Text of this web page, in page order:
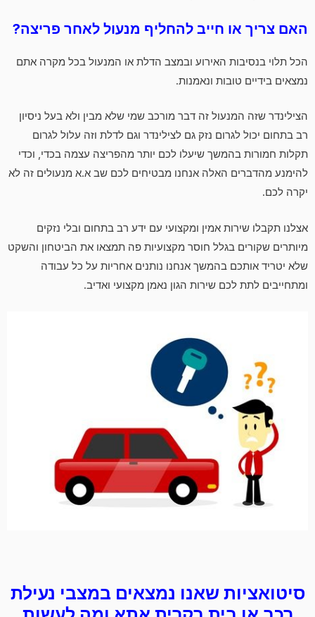
האם צריך או חייב להחליף מנעול לאחר פריצה?
הכל תלוי בנסיבות האירוע ובמצב הדלת או המנעול בכל מקרה אתם
נמצאים בידיים טובות ונאמנות.
הצילינדר שזה המנעול זה דבר מורכב שמי שלא מבין ולא בעל ניסיון
רב בתחום יכול לגרום נזק גם לצילינדר וגם לדלת וזה עלול לגרום
תקלות חמורות בהמשך שיעלו לכם יותר מהפריצה עצמה בכדי, וכדי
להימנע מהדברים האלה אנחנו מבטיחים לכם שב א.א מנעולים זה לא
יקרה לכם.
אצלנו תקבלו שירות אמין ומקצועי עם ידע רב בתחום ובלי נזקים
מיותרים שקורים בגלל חוסר מקצועיות פה תמצאו את הביטחון והשקט
שלא יטריד אותכם בהמשך אנחנו נותנים אחריות על כל עבודה
ומתחייבים לתת לכם שירות הגון נאמן מקצועי ואדיב.
סיטואציות שאנו נמצאים במצבי נעילת